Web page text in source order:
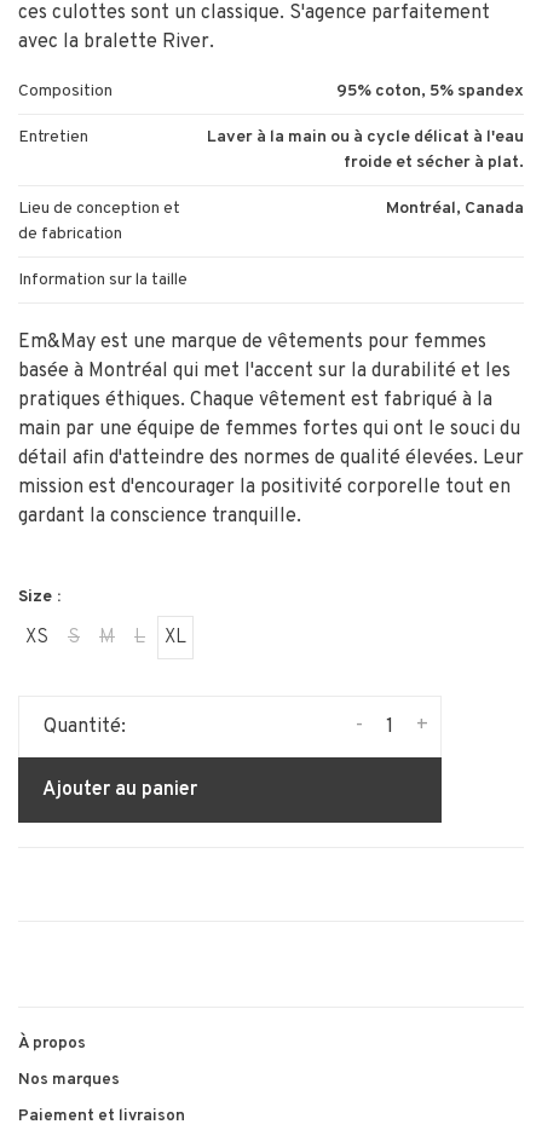
ces culottes sont un classique. S'agence parfaitement
avec la bralette River.
Composition 95% coton, 5% spandex
Entretien
Laver à la main ou à cycle délicat à l'eau
froide et sécher à plat.
Lieu de conception et
de fabrication
Montréal, Canada
Information sur la taille
Em&May est une marque de vêtements pour femmes
basée à Montréal qui met l'accent sur la durabilité et les
pratiques éthiques. Chaque vêtement est fabriqué à la
main par une équipe de femmes fortes qui ont le souci du
détail afin d'atteindre des normes de qualité élevées. Leur
mission est d'encourager la positivité corporelle tout en
gardant la conscience tranquille.
Size :
XS S M L XL
Quantité: +
-
Ajouter au panier
À propos
Nos marques
Paiement et livraison